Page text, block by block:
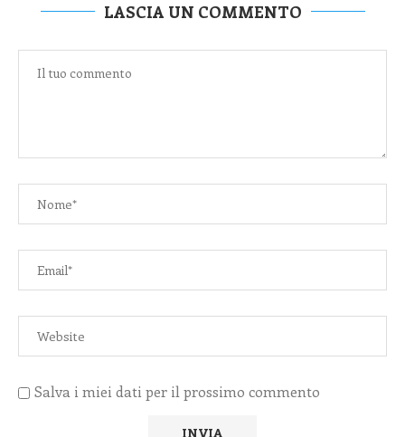
LASCIA UN COMMENTO
Salva i miei dati per il prossimo commento